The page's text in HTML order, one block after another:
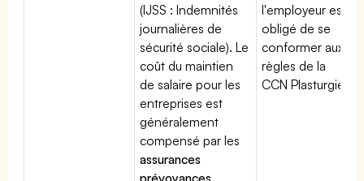
(IJSS : Indemnités
journalières de
sécurité sociale). Le
coût du maintien
de salaire pour les
entreprises est
généralement
compensé par les
assurances
prévoyances
l'employeur est
obligé de se
conformer aux
règles de la
CCN Plasturgie